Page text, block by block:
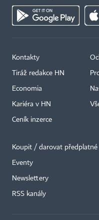
Kontakty
Tiráž redakce HN
Economia
Kariéra v HN
Ceník inzerce
Koupit / darovat předplatné
Eventy
Newslettery
RSS kanály